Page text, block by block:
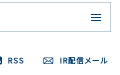
RSS IR配信メール